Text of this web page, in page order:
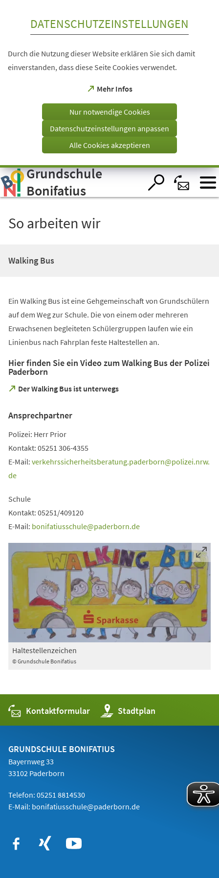
Visuelle
Assistenzsoftware
öffnen.
DATENSCHUTZEINSTELLUNGEN
Durch die Nutzung dieser Website erklären Sie sich damit
einverstanden, dass diese Seite Cookies verwendet.
Mehr Infos
(Öffnet
einem
Tab)
Nur notwendige Cookies
Datenschutzeinstellungen anpassen
Alle Cookies akzeptieren
Grundschule
Bonifatius
So arbeiten wir
Walking Bus
Ein Walking Bus ist eine Gehgemeinschaft von Grundschülern
auf dem Weg zur Schule. Die von einem oder mehreren
Erwachsenen begleiteten Schülergruppen laufen wie ein
Linienbus nach Fahrplan feste Haltestellen an.
Hier finden Sie ein Video zum Walking Bus der Polizei
Paderborn
Der Walking Bus ist unterwegs
(Öffnet
neuen
Ansprechpartner
Polizei: Herr Prior
Kontakt: 05251 306-4355
E-Mail: verkehrssicherheitsberatung.paderborn
polizei.nrw
de
Schule
Kontakt: 05251/409120
E-Mail: bonifatiusschule paderborn de
© Grundschule Bonifatius
Haltestellenzeichen
Kontaktformular Stadtplan
(Öffnet
in
einem
Tab)
GRUNDSCHULE BONIFATIUS
Bayernweg 33
33102 Paderborn
Telefon: 05251 8814530
E-Mail: bonifatiusschule@paderborn.de